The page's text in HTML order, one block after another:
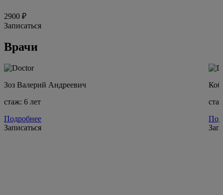
2900 ₽
Записаться
Врачи
Зоз Валерий Андреевич
стаж: 6 лет
Подробнее
Записаться